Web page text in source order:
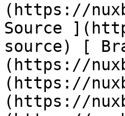
(https://
Source
source) [
(https://
(https://
(https://